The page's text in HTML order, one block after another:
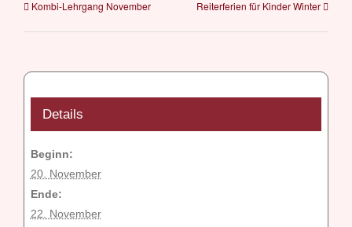
mit
Kombi-Lehrgang November Reiterferien für Kinder Winter
Details
Beginn:
20. November
Ende:
22. November